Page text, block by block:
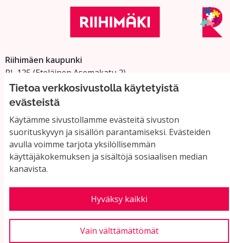
Tietoa verkkosivustolla käytetyistä
evästeistä
Käytämme sivustollamme evästeitä sivuston
suorituskyvyn ja sisällön parantamiseksi. Evästeiden
avulla voimme tarjota yksilöllisemmän
käyttäjäkokemuksen ja sisältöjä sosiaalisen median
kanavista.
Hyväksy kaikki
Vain välttämättömät
Riihimäen kaupunki
PL 125 (Eteläinen Asemakatu 2)
11101 Riihimäki
Vaihde: 019 758 4000
Sähköpostiosoitteet:
etunimi.sukunimi@riihimaki.fi
Yhteystiedot ja usein kysyttyä
Käyttöehdot
Evästeasetukset